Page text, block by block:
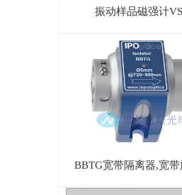
振动样品磁强计
BBTG宽带隔离器,宽带